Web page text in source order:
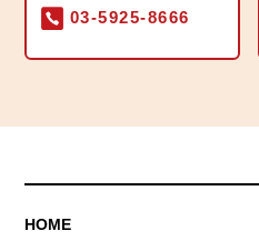
03-5925-8666
HOME